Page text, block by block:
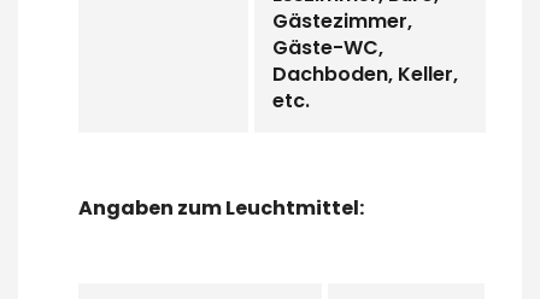
Gästezimmer,
Gäste-WC,
Dachboden, Keller,
etc.
Angaben zum Leuchtmittel: